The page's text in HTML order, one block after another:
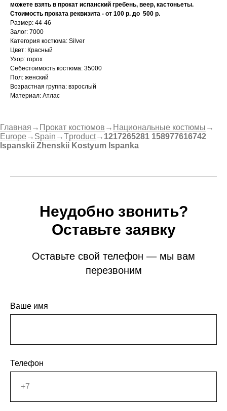
можете взять в прокат испанский гребень, веер, кастоньеты.
Стоимость проката реквизита - от 100 р. до 500 р.
Размер: 44-46
Залог: 7000
Категория костюма: Silver
Цвет: Красный
Узор: горох
Себестоимость костюма: 35000
Пол: женский
Возрастная группа: взрослый
Материал: Атлас
Главная → Прокат костюмов → Национальные костюмы →
Europe → Spain →Tproduct→ 1217265281 158977616742
Ispanskii Zhenskii Kostyum Ispanka
Неудобно звонить?
Оставьте заявку
Оставьте свой телефон — мы вам
перезвоним
Ваше имя
Телефон